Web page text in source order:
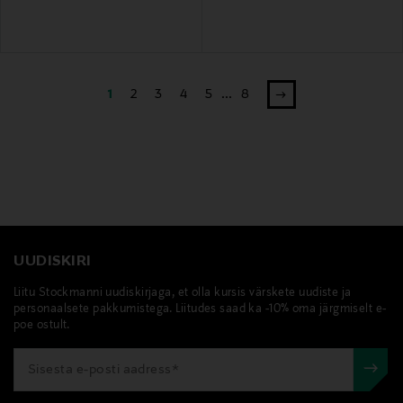
1 2 3 4 5 ... 8
UUDISKIRI
Liitu Stockmanni uudiskirjaga, et olla kursis värskete uudiste ja
personaalsete pakkumistega. Liitudes saad ka -10% oma järgmiselt e-
poe ostult.